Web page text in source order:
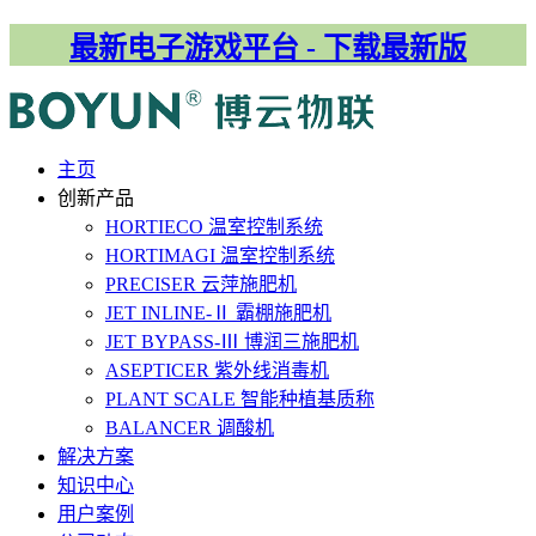
最新电子游戏平台 - 下载最新版
主⻚
创新产品
HORTIECO 温室控制系统
HORTIMAGI 温室控制系统
PRECISER 云萍施肥机
JET INLINE-Ⅱ 霸棚施肥机
JET BYPASS-Ⅲ 博润三施肥机
ASEPTICER 紫外线消毒机
PLANT SCALE 智能种植基质称
BALANCER 调酸机
解决⽅案
知识中心
用户案例